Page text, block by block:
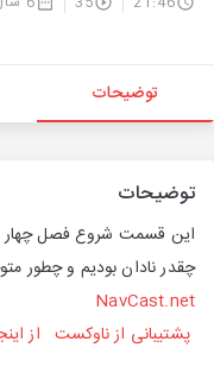
توضیحات
توضیحات
این قسمت شروع فصل چهار
چقدر نادان بودیم و چطور
NavCast.net
پشتیبانی از ناوکست از